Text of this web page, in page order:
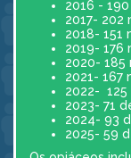
2016 -
2017- 202
2018- 151
2019- 176
2020- 185
2021- 167
2022- 125
2023- 71
2024- 93
2025- 59